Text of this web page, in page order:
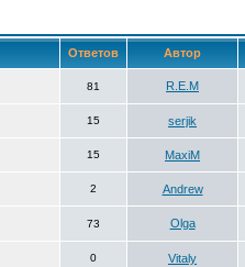
Ответов Автор
81 R.E.M
15 serjik
15 MaxiM
2 Andrew
73 Olga
0 Vitaly